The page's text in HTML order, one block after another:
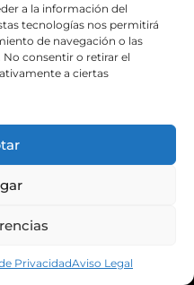
a la información del
tecnologías nos permitirá
de navegación o las
consentir o retirar el
a ciertas
PrivacidadAviso Legal